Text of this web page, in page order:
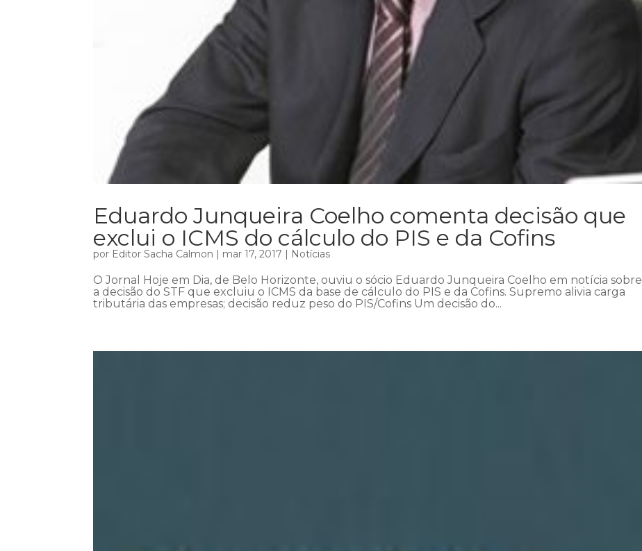
Eduardo Junqueira Coelho comenta decisão que
exclui o ICMS do cálculo do PIS e da Cofins
por Editor Sacha Calmon | mar 17, 2017 | Notícias
O Jornal Hoje em Dia, de Belo Horizonte, ouviu o sócio Eduardo Junqueira Coelho em notícia sobre
a decisão do STF que excluiu o ICMS da base de cálculo do PIS e da Cofins. Supremo alivia carga
tributária das empresas; decisão reduz peso do PIS/Cofins Um decisão do...